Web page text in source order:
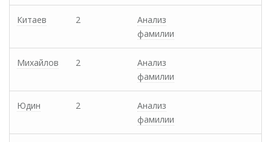
Китаев 2
Анализ
фамилии
Михайлов 2
Анализ
фамилии
Юдин 2
Анализ
фамилии